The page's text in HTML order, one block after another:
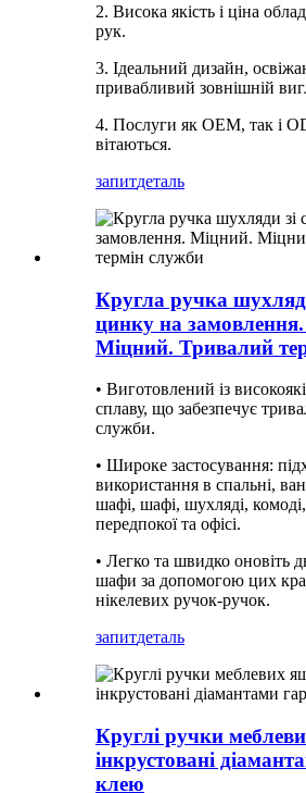
2. Висока якість і ціна
рук.
3. Ідеальний дизайн,
привабливий зовнішній
4. Послуги як OEM, так і
вітаються.
запитдеталь
Кругла ручка
цинку на
Міцний. Тривалий
• Виготовлений із
сплаву, що забезпечує
служби.
• Широке застосування:
використання в спальні,
шафі, шафі, шухляді,
передпокої та офісі.
• Легко та швидко оновіть
шафи за допомогою цих
нікелевих ручок-ручок.
запитдеталь
Круглі ручки
інкрустовані
клею